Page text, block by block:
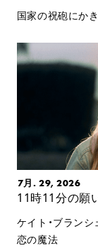
国家の祝砲にか
7月. 29, 2026
11時11分の願
ケイト・ブラン
恋の魔法